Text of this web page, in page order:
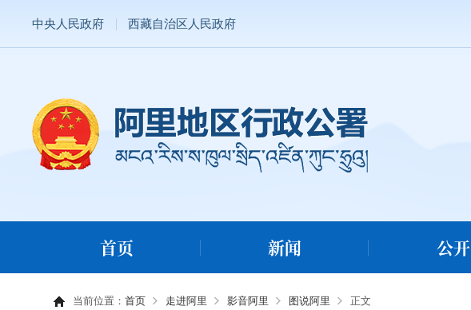
中央人民政府 西藏自治区人民政府
首页 新闻 公开
当前位置：首页 走进阿里 影音阿里 图说阿里 正文